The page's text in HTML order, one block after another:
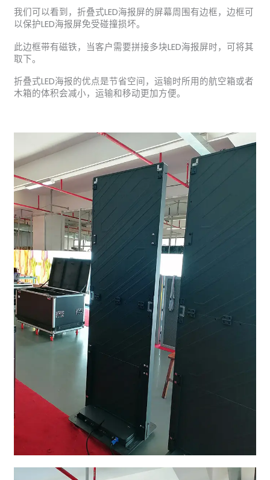
我们可以看到，折叠式LED海报屏的屏幕周围有边框，边框可
以保护LED海报屏免受碰撞损坏。
此边框带有磁铁，当客户需要拼接多块LED海报屏时，可将其
取下。
折叠式LED海报的优点是节省空间，运输时所用的航空箱或者
木箱的体积会减小，运输和移动更加方便。